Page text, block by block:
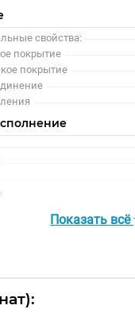
свойства:
покрытие
покрытие
Показать всё